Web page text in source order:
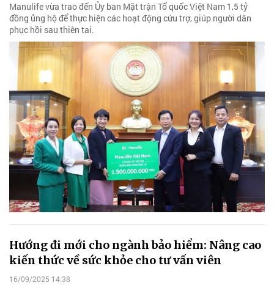
Manulife vừa trao đến Ủy ban Mặt trận Tổ quốc Việt Nam 1,5 tỷ
đồng ủng hộ để thực hiện các hoạt động cứu trợ, giúp người dân
phục hồi sau thiên tai.
Hướng đi mới cho ngành bảo hiểm: Nâng cao
kiến thức về sức khỏe cho tư vấn viên
16/09/2025 14:38